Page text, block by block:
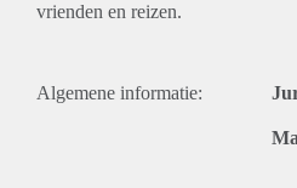
vrienden en reizen.
Algemene informatie: